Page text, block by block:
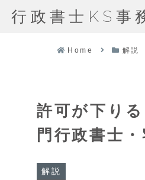
行政書士KS事
Home 解説
許可が下り
門行政書士・
解説